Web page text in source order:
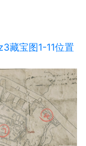
藏宝图1-11位置